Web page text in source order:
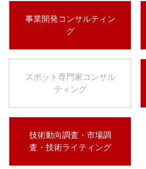
事業開発コンサルティン
グ
スポット専門家コンサル
ティング
技術動向調査・市場調
査・技術ライティング